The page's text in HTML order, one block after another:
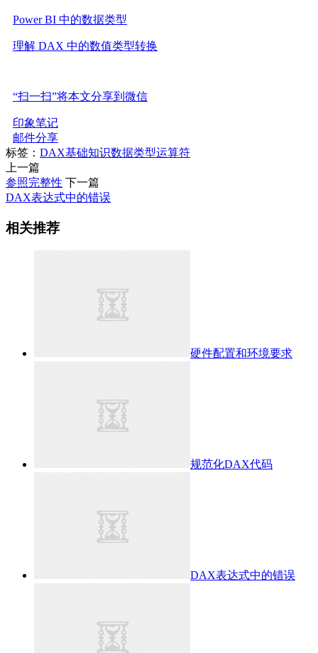
Power BI 中的数据类型
理解 DAX 中的数值类型转换
“扫一扫”将本文分享到微信
印象笔记
邮件分享
标签： DAX基础知识数据类型运算符
上一篇
参照完整性 下一篇
DAX表达式中的错误
相关推荐
硬件配置和环境要求
规范化DAX代码
DAX表达式中的错误